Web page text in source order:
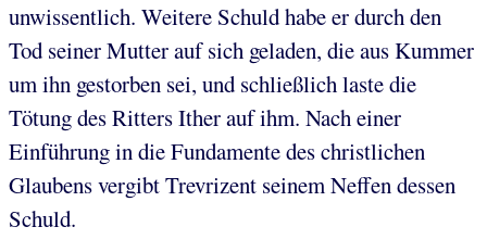
unwissentlich. Weitere Schuld habe er durch den
Tod seiner Mutter auf sich geladen, die aus Kummer
um ihn gestorben sei, und schließlich laste die
Tötung des Ritters Ither auf ihm. Nach einer
Einführung in die Fundamente des christlichen
Glaubens vergibt Trevrizent seinem Neffen dessen
Schuld.